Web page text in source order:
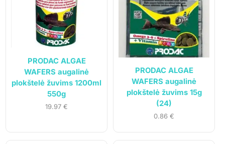
PRODAC ALGAE
WAFERS augalinė
plokštelė žuvims 1200ml
550g
19.97 €
PRODAC ALGAE
WAFERS augalinė
plokštelė žuvims 15g
(24)
0.86 €